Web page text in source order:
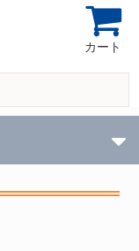
カート